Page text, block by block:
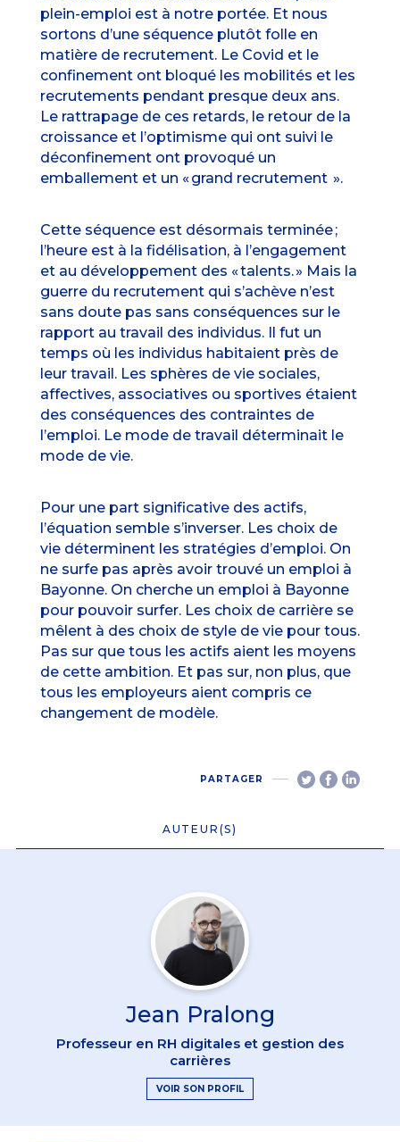
plein-emploi est à notre portée. Et nous
sortons d’une séquence plutôt folle en
matière de recrutement. Le Covid et le
confinement ont bloqué les mobilités et les
recrutements pendant presque deux ans.
Le rattrapage de ces retards, le retour de la
croissance et l’optimisme qui ont suivi le
déconfinement ont provoqué un
emballement et un « grand recrutement ».
Cette séquence est désormais terminée ;
l’heure est à la fidélisation, à l’engagement
et au développement des « talents. » Mais la
guerre du recrutement qui s’achève n’est
sans doute pas sans conséquences sur le
rapport au travail des individus. Il fut un
temps où les individus habitaient près de
leur travail. Les sphères de vie sociales,
affectives, associatives ou sportives étaient
des conséquences des contraintes de
l’emploi. Le mode de travail déterminait le
mode de vie.
Pour une part significative des actifs,
l’équation semble s’inverser. Les choix de
vie déterminent les stratégies d’emploi. On
ne surfe pas après avoir trouvé un emploi à
Bayonne. On cherche un emploi à Bayonne
pour pouvoir surfer. Les choix de carrière se
mêlent à des choix de style de vie pour tous.
Pas sur que tous les actifs aient les moyens
de cette ambition. Et pas sur, non plus, que
tous les employeurs aient compris ce
changement de modèle.
PARTAGER
AUTEUR(S)
Jean Pralong
Professeur en RH digitales et gestion des
carrières
VOIR SON PROFIL